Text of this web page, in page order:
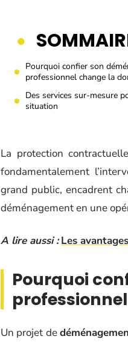
Pourquoi confier son
professionnel change la
Des services sur-mesure
situation
La protection
fondamentalement
grand public, encadrent
déménagement en une
A lire aussi : Les
Pourquoi
Un projet de